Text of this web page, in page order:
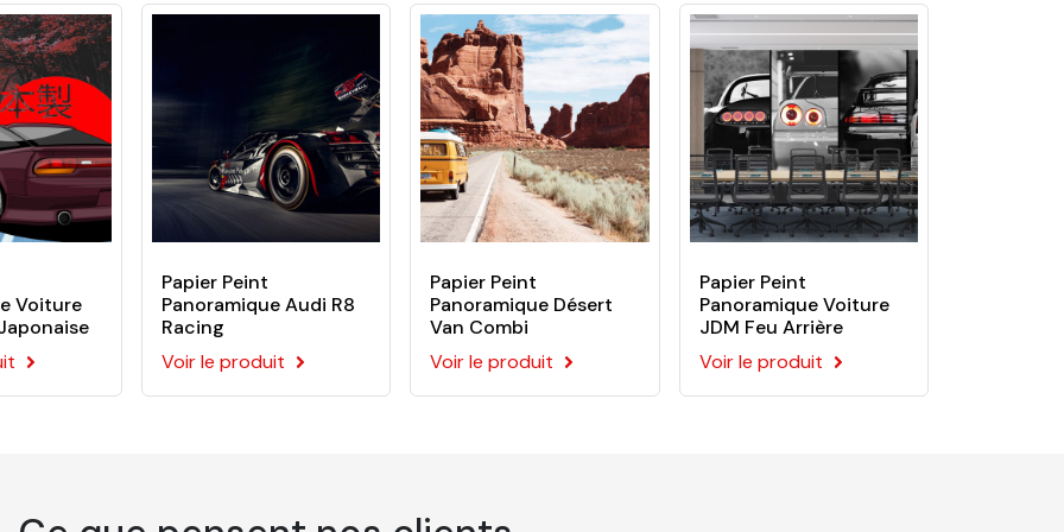
papier peint
dos du visuel
de l’environnement
du papier peint sur votre mur. Ce kit comporte :
Voiture
Papier Peint
Panoramique Audi R8
Racing
Voir le produit
Papier Peint
Panoramique Désert
Van Combi
Voir le produit
Papier Peint
Panoramique Voiture
JDM Feu Arrière
Voir le produit